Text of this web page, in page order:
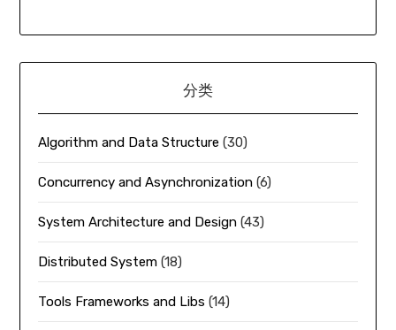
分类
Algorithm and Data Structure (30)
Concurrency and Asynchronization (6)
System Architecture and Design (43)
Distributed System (18)
Tools Frameworks and Libs (14)